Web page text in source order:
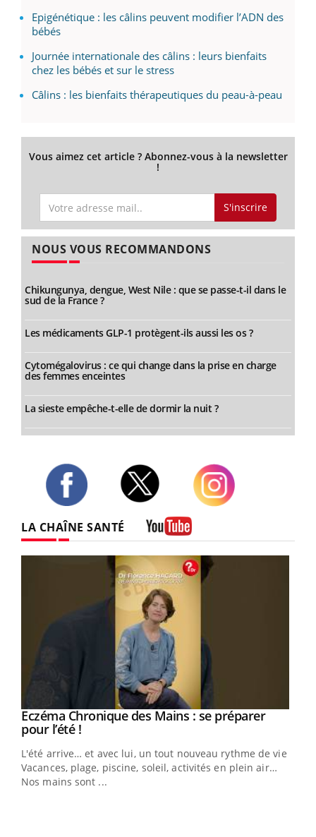
Epigénétique : les câlins peuvent modifier l’ADN des
bébés
Journée internationale des câlins : leurs bienfaits
chez les bébés et sur le stress
Câlins : les bienfaits thérapeutiques du peau-à-peau
Vous aimez cet article ? Abonnez-vous à la newsletter
!
S'inscrire
NOUS VOUS RECOMMANDONS
Chikungunya, dengue, West Nile : que se passe-t-il dans le
sud de la France ?
Les médicaments GLP-1 protègent-ils aussi les os ?
Cytomégalovirus : ce qui change dans la prise en charge
des femmes enceintes
La sieste empêche-t-elle de dormir la nuit ?
LA CHAÎNE SANTÉ
Youtube
Eczéma Chronique des Mains : se préparer
pour l’été !Youtube
L'été arrive… et avec lui, un tout nouveau rythme de vie !
Vacances, plage, piscine, soleil, activités en plein air…
Nos mains sont ...